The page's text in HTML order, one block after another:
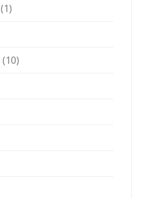
(1)
(10)